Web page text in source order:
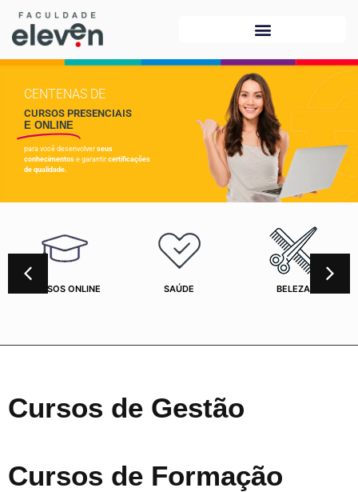
CENTENAS DE
CURSOS PRESENCIAIS
E ONLINE
para você desenvolver seus
conhecimentos e garantir certificações
de qualidade.
CURSOS ONLINE SAÚDE BELEZA
Cursos de Gestão
Cursos de Formação